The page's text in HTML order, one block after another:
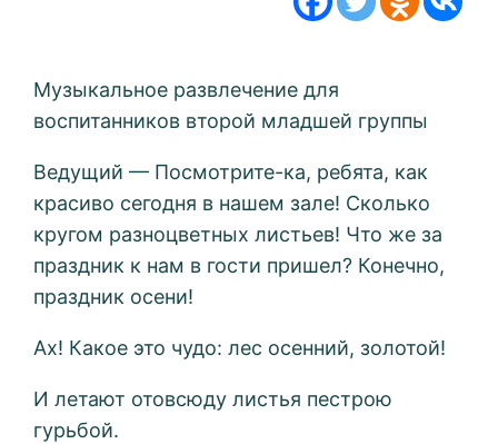
Музыкальное развлечение для
воспитанников второй младшей группы
Ведущий — Посмотрите-ка, ребята, как
красиво сегодня в нашем зале! Сколько
кругом разноцветных листьев! Что же за
праздник к нам в гости пришел? Конечно,
праздник осени!
Ах! Какое это чудо: лес осенний, золотой!
И летают отовсюду листья пестрою
гурьбой.